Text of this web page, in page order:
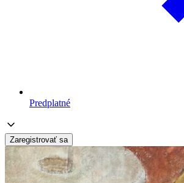
Predplatné
Zaregistrovať sa